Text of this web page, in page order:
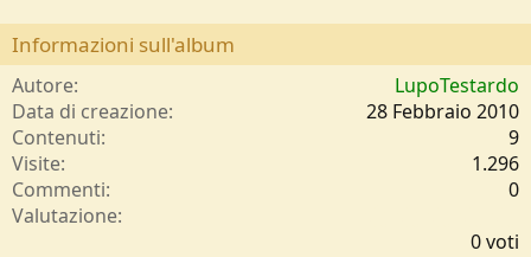
Informazioni sull'album
Autore
LupoTestardo
Data di creazione
28 Febbraio 2010
Contenuti
9
Visite
1.296
Commenti
0
Valutazione
0 voti